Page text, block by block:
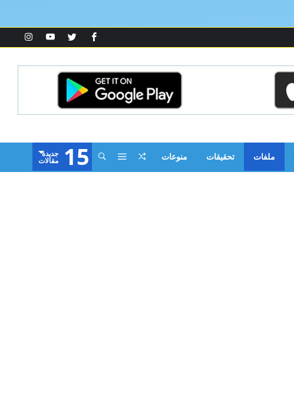
ملفات تحقيقات منوعات 15 ‫جديدة‬
‫مقالات‬